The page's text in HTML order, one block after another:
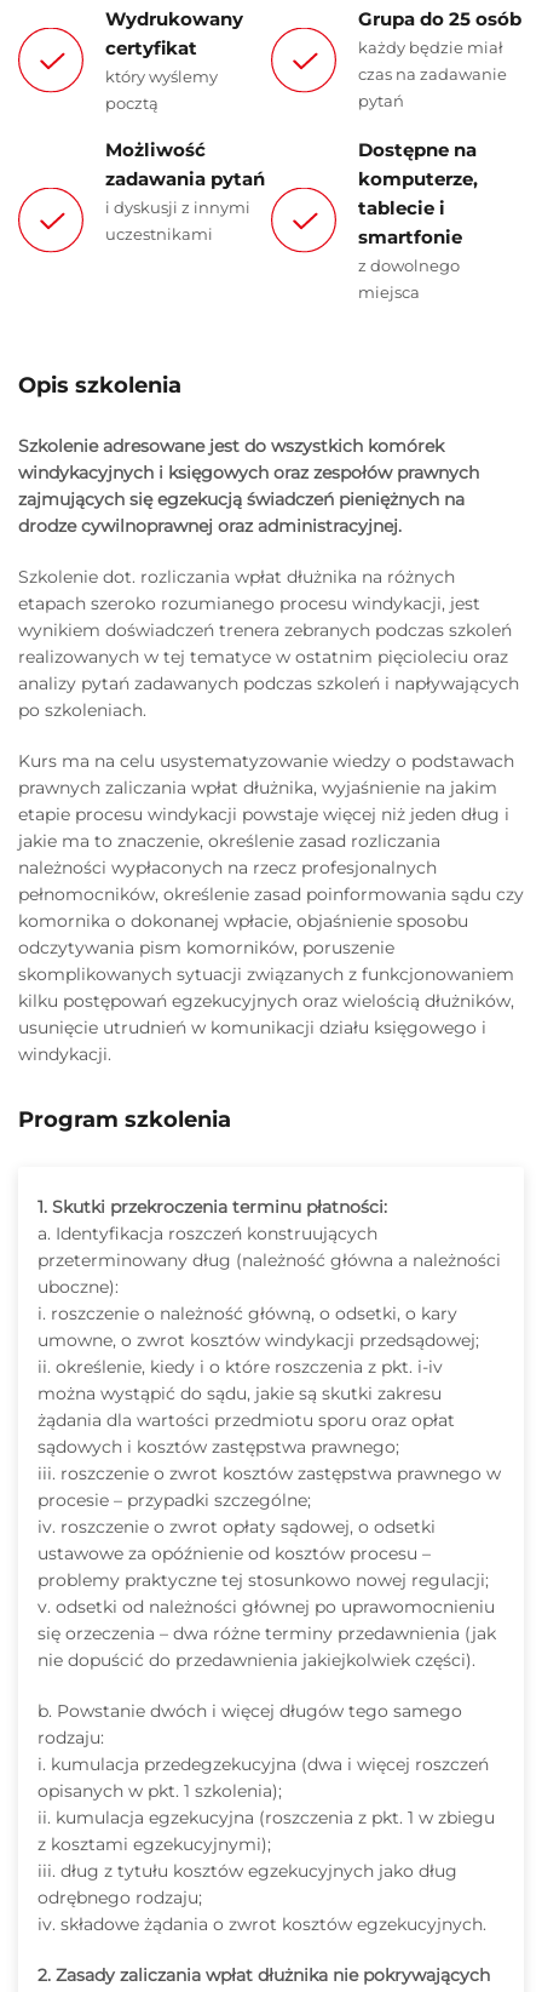
Wydrukowany
certyfikat
który wyślemy
pocztą
Grupa do 25 osób
każdy będzie miał
czas na zadawanie
pytań
Możliwość
zadawania pytań
i dyskusji z innymi
uczestnikami
Dostępne na
komputerze,
tablecie i
smartfonie
z dowolnego
miejsca
Opis szkolenia
Szkolenie adresowane jest do wszystkich komórek
windykacyjnych i księgowych oraz zespołów prawnych
zajmujących się egzekucją świadczeń pieniężnych na
drodze cywilnoprawnej oraz administracyjnej.
Szkolenie dot. rozliczania wpłat dłużnika na różnych
etapach szeroko rozumianego procesu windykacji, jest
wynikiem doświadczeń trenera zebranych podczas szkoleń
realizowanych w tej tematyce w ostatnim pięcioleciu oraz
analizy pytań zadawanych podczas szkoleń i napływających
po szkoleniach.
Kurs ma na celu usystematyzowanie wiedzy o podstawach
prawnych zaliczania wpłat dłużnika, wyjaśnienie na jakim
etapie procesu windykacji powstaje więcej niż jeden dług i
jakie ma to znaczenie, określenie zasad rozliczania
należności wypłaconych na rzecz profesjonalnych
pełnomocników, określenie zasad poinformowania sądu czy
komornika o dokonanej wpłacie, objaśnienie sposobu
odczytywania pism komorników, poruszenie
skomplikowanych sytuacji związanych z funkcjonowaniem
kilku postępowań egzekucyjnych oraz wielością dłużników,
usunięcie utrudnień w komunikacji działu księgowego i
windykacji.
Program szkolenia
1. Skutki przekroczenia terminu płatności:
a. Identyfikacja roszczeń konstruujących
przeterminowany dług (należność główna a należności
uboczne):
i. roszczenie o należność główną, o odsetki, o kary
umowne, o zwrot kosztów windykacji przedsądowej;
ii. określenie, kiedy i o które roszczenia z pkt. i-iv
można wystąpić do sądu, jakie są skutki zakresu
żądania dla wartości przedmiotu sporu oraz opłat
sądowych i kosztów zastępstwa prawnego;
iii. roszczenie o zwrot kosztów zastępstwa prawnego w
procesie – przypadki szczególne;
iv. roszczenie o zwrot opłaty sądowej, o odsetki
ustawowe za opóźnienie od kosztów procesu –
problemy praktyczne tej stosunkowo nowej regulacji;
v. odsetki od należności głównej po uprawomocnieniu
się orzeczenia – dwa różne terminy przedawnienia (jak
nie dopuścić do przedawnienia jakiejkolwiek części).
b. Powstanie dwóch i więcej długów tego samego
rodzaju:
i. kumulacja przedegzekucyjna (dwa i więcej roszczeń
opisanych w pkt. 1 szkolenia);
ii. kumulacja egzekucyjna (roszczenia z pkt. 1 w zbiegu
z kosztami egzekucyjnymi);
iii. dług z tytułu kosztów egzekucyjnych jako dług
odrębnego rodzaju;
iv. składowe żądania o zwrot kosztów egzekucyjnych.
2. Zasady zaliczania wpłat dłużnika nie pokrywających